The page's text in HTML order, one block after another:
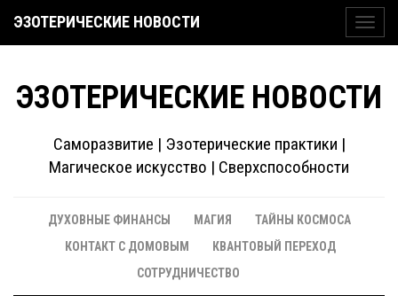
ЭЗОТЕРИЧЕСКИЕ НОВОСТИ
ЭЗОТЕРИЧЕСКИЕ НОВОСТИ
Саморазвитие | Эзотерические практики |
Магическое искусство | Сверхспособности
ДУХОВНЫЕ ФИНАНСЫ МАГИЯ
ТАЙНЫ КОСМОСА
КОНТАКТ С ДОМОВЫМ
КВАНТОВЫЙ ПЕРЕХОД
СОТРУДНИЧЕСТВО